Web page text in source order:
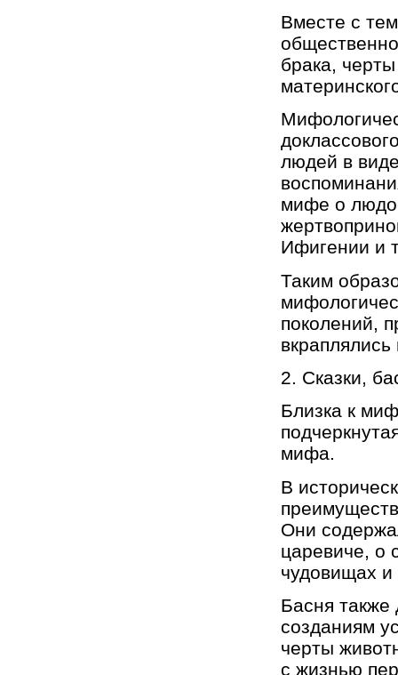
Вместе с
брака,
людей в
мифе о
Ифигении и
Таким
поколений,
2. Сказки,
Близка к
мифа.
В
Они
царевиче, о
чудовищах и
Басня
созданиям
черты
с жизнью